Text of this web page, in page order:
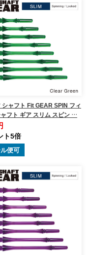
シャフト Fit GEAR SPIN フィ
フト ギア スリム スピン …
ト5倍
便可